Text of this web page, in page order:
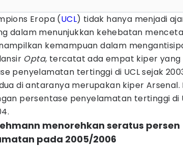
Eropa (UCL) tidak hanya menjadi
dalam menunjukkan kehebatan
kemampuan dalam
Opta, tercatat ada empat kiper yang
penyelamatan tertinggi di UCL sejak
di antaranya merupakan kiper
persentase penyelamatan tertinggi di
menorehkan seratus persen
pada 2005/2006